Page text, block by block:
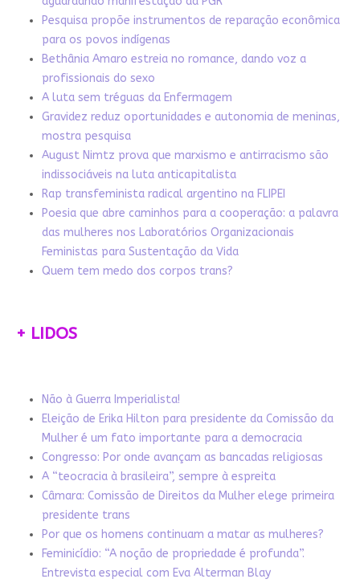
Pesquisa propõe instrumentos de reparação econômica
para os povos indígenas
Bethânia Amaro estreia no romance, dando voz a
profissionais do sexo
A luta sem tréguas da Enfermagem
Gravidez reduz oportunidades e autonomia de meninas,
mostra pesquisa
August Nimtz prova que marxismo e antirracismo são
indissociáveis na luta anticapitalista
Rap transfeminista radical argentino na FLIPEI
Poesia que abre caminhos para a cooperação: a palavra
das mulheres nos Laboratórios Organizacionais
Feministas para Sustentação da Vida
Quem tem medo dos corpos trans?
+ LIDOS
Não à Guerra Imperialista!
Eleição de Erika Hilton para presidente da Comissão da
Mulher é um fato importante para a democracia
Congresso: Por onde avançam as bancadas religiosas
A “teocracia à brasileira”, sempre à espreita
Câmara: Comissão de Direitos da Mulher elege primeira
presidente trans
Por que os homens continuam a matar as mulheres?
Feminicídio: “A noção de propriedade é profunda”.
Entrevista especial com Eva Alterman Blay